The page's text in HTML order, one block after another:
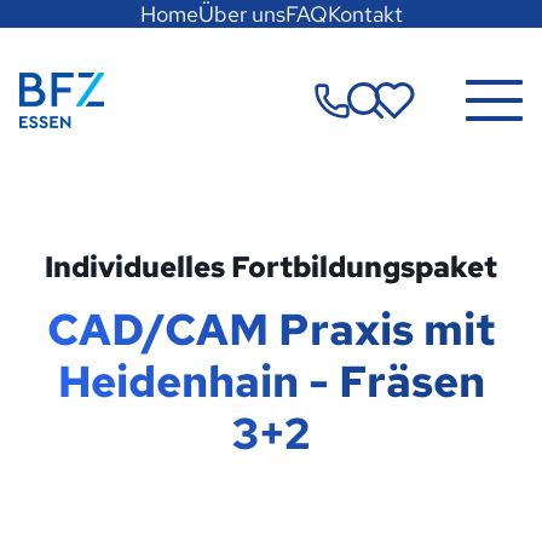
Seite
anspringen
HomeÜber unsFAQKontakt
Zur Startseite Merkzettel
Individuelles Fortbildungspaket
CAD/CAM Praxis mit
Heidenhain - Fräsen
3+2